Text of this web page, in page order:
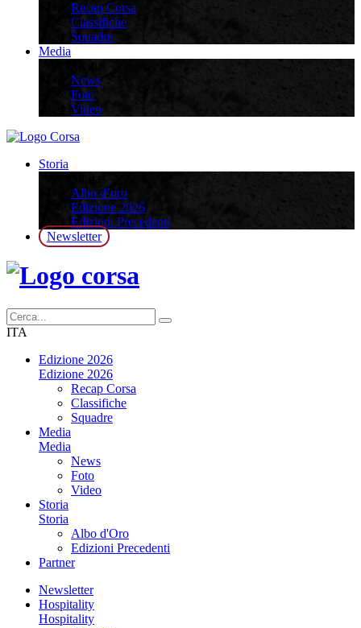
Recap Corsa
Classifiche
Squadre
Media
News
Foto
Video
Storia
Albo d’oro
Edizione 2026
Edizioni Precedenti
Newsletter
ITA
Edizione 2026
Edizione 2026
Recap Corsa
Classifiche
Squadre
Media
Media
News
Foto
Video
Storia
Storia
Albo d'Oro
Edizioni Precedenti
Partner
Newsletter
Hospitality
Hospitality